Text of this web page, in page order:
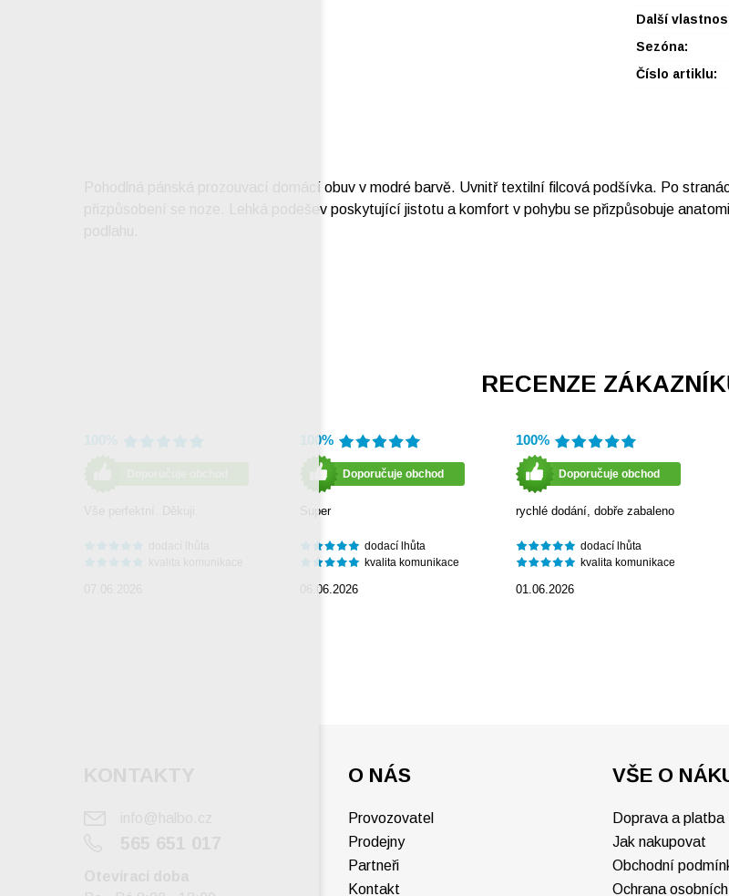
Další
Sezóna:
Číslo artiklu:
Pohodlná pánská prozouvací domácí obuv v modré barvě. Uvnitř textilní filcová podšívka. Po
přizpůsobení se noze. Lehká podešev poskytující jistotu a komfort v pohybu se přizpůsobuje
RECENZE
100%
Doporučuje obchod
Super
dodací lhůta
kvalita komunikace
06.06.2026
100%
Doporučuje obchod
rychlé dodání, dobře zabaleno
dodací lhůta
kvalita komunikace
01.06.2026
O NÁS
Provozovatel
Prodejny
Partneři
Kontakt
VŠE O
Doprava a platba
Jak nakupovat
Obchodní
Ochrana